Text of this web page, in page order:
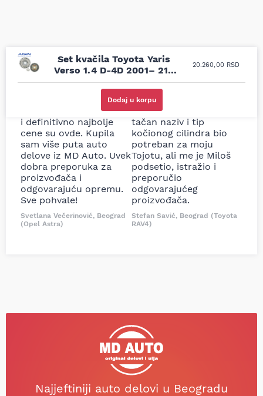
Set kvačila Toyota Yaris
Verso 1.4 D-4D 2001– 212
mm Aisin
20.260,00 RSD
Dodaj u korpu
Uporedila sam sve
prodavnice auto delova
i definitivno najbolje
cene su ovde. Kupila
sam više puta auto
delove iz MD Auto. Uvek
dobra preporuka za
proizvođača i
odgovarajuću opremu.
Sve pohvale!
Svetlana Večerinović, Beograd
(Opel Astra)
Odlična usluga i
ljubazni prodavci.
Nisam bio siguran koji je
tačan naziv i tip
kočionog cilindra bio
potreban za moju
Tojotu, ali me je Miloš
podsetio, istražio i
preporučio
odgovarajućeg
proizvođača.
Stefan Savić, Beograd (Toyota
RAV4)
Najjeftiniji auto delovi u Beogradu